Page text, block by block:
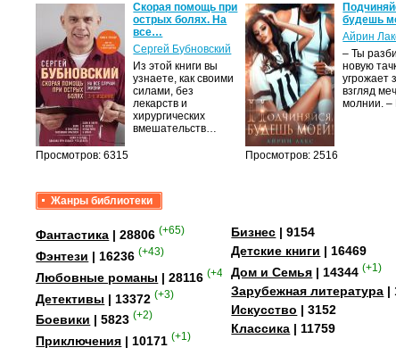
Просмотров: 6315
Скорая помощь при
острых болях. На
все…
Сергей Бубновский
Из этой книги вы
узнаете, как своими
силами, без
лекарств и
хирургических
вмешательств…
Просмотров: 2516
будешь
Айрин
– Ты
новую
угрожает
взгляд
молнии. –
Жанры библиотеки
Фантастика | 28806 (+65)
Фэнтези | 16236 (+43)
Любовные романы | 28116 (+41)
Детективы | 13372 (+3)
Боевики | 5823 (+2)
Приключения | 10171 (+1)
Бизнес | 9154
Детские книги | 16469
Дом и Семья | 14344 (+1)
Зарубежная литература |
Искусство | 3152
Классика | 11759